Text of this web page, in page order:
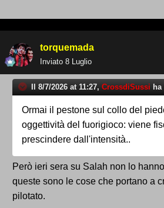
torquemada
Inviato 8 Luglio
Il 8/7/2026 at 11:27, CrossdiSussi
Ormai il pestone sul collo del
oggettività del fuorigioco: viene
prescindere dall'intensità..
Però ieri sera su Salah non lo
queste sono le cose che portano a
pilotato.